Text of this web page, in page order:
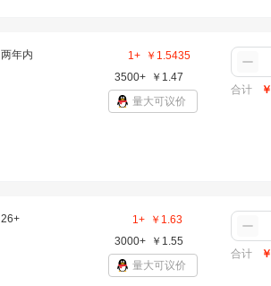
两年内 1+ ￥ 1.5435
3500+
￥ 1.47
量大可议价
合计 ￥
26+ 1+ ￥ 1.63
3000+
￥ 1.55
量大可议价
合计 ￥